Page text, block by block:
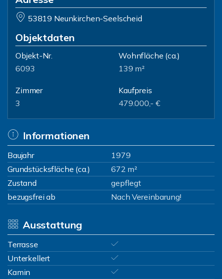
53819 Neunkirchen-Seelscheid
Objektdaten
Objekt-Nr.
6093
Wohnfläche (ca.)
139 m²
Zimmer
3
Kaufpreis
479.000,- €
Informationen
Baujahr
1979
Grundstücksfläche (ca.)
672 m²
Zustand
gepflegt
bezugsfrei ab
Nach Vereinbarung!
Ausstattung
Terrasse
Unterkellert
Kamin